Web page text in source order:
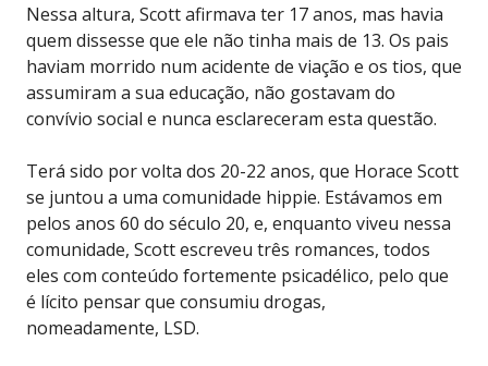
Nessa altura, Scott afirmava ter 17 anos, mas havia
quem dissesse que ele não tinha mais de 13. Os pais
haviam morrido num acidente de viação e os tios, que
assumiram a sua educação, não gostavam do
convívio social e nunca esclareceram esta questão.
Terá sido por volta dos 20-22 anos, que Horace Scott
se juntou a uma comunidade hippie. Estávamos em
pelos anos 60 do século 20, e, enquanto viveu nessa
comunidade, Scott escreveu três romances, todos
eles com conteúdo fortemente psicadélico, pelo que
é lícito pensar que consumiu drogas,
nomeadamente, LSD.